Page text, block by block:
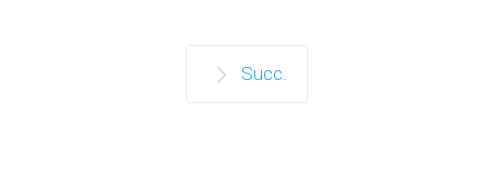
Succ.